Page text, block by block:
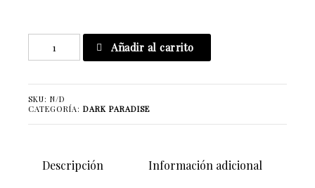
My
Yours
cantidad
Añadir al carrito
SKU: N/D
CATEGORÍA: DARK PARADISE
Descripción Información adicional